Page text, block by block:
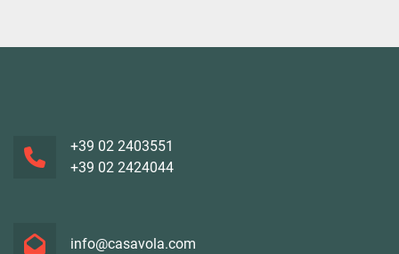
+39 02 2403551
+39 02 2424044
info@casavola.com